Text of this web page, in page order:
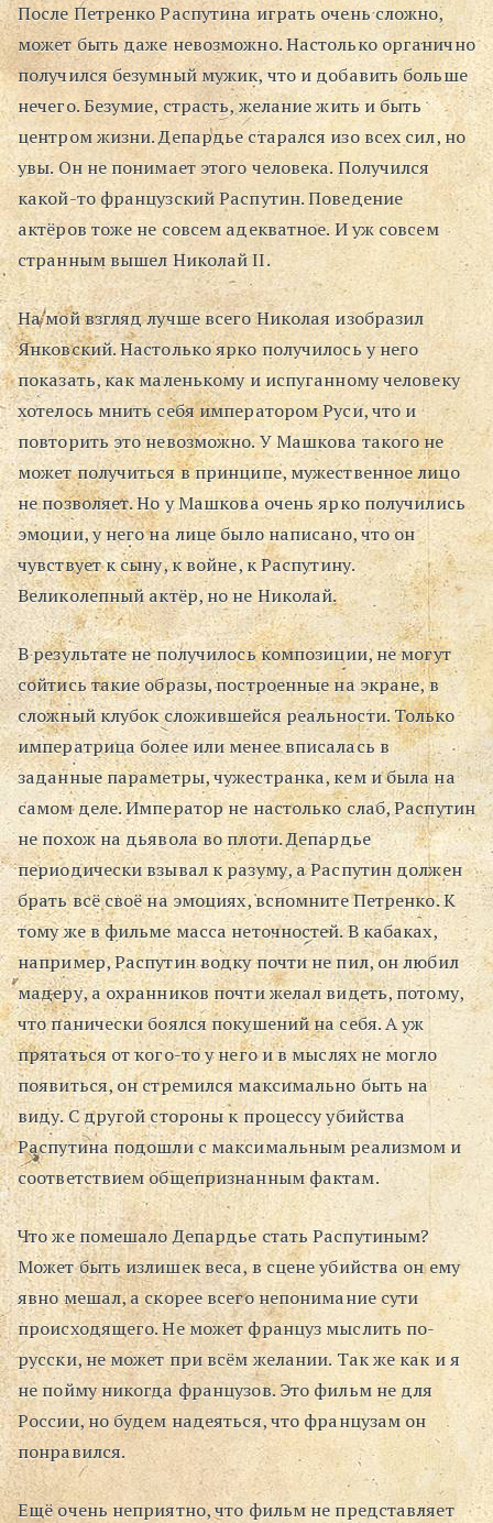
После Петренко Распутина играть очень сложно,
может быть даже невозможно. Настолько органично
получился безумный мужик, что и добавить больше
нечего. Безумие, страсть, желание жить и быть
центром жизни. Депардье старался изо всех сил, но
увы. Он не понимает этого человека. Получился
какой-то французский Распутин. Поведение
актёров тоже не совсем адекватное. И уж совсем
странным вышел Николай II.
На мой взгляд лучше всего Николая изобразил
Янковский. Настолько ярко получилось у него
показать, как маленькому и испуганному человеку
хотелось мнить себя императором Руси, что и
повторить это невозможно. У Машкова такого не
может получиться в принципе, мужественное лицо
не позволяет. Но у Машкова очень ярко получились
эмоции, у него на лице было написано, что он
чувствует к сыну, к войне, к Распутину.
Великолепный актёр, но не Николай.
В результате не получилось композиции, не могут
сойтись такие образы, построенные на экране, в
сложный клубок сложившейся реальности. Только
императрица более или менее вписалась в
заданные параметры, чужестранка, кем и была на
самом деле. Император не настолько слаб, Распутин
не похож на дьявола во плоти. Депардье
периодически взывал к разуму, а Распутин должен
брать всё своё на эмоциях, вспомните Петренко. К
тому же в фильме масса неточностей. В кабаках,
например, Распутин водку почти не пил, он любил
мадеру, а охранников почти желал видеть, потому,
что панически боялся покушений на себя. А уж
прятаться от кого-то у него и в мыслях не могло
появиться, он стремился максимально быть на
виду. С другой стороны к процессу убийства
Распутина подошли с максимальным реализмом и
соответствием общепризнанным фактам.
Что же помешало Депардье стать Распутиным?
Может быть излишек веса, в сцене убийства он ему
явно мешал, а скорее всего непонимание сути
происходящего. Не может француз мыслить по-
русски, не может при всём желании. Так же как и я
не пойму никогда французов. Это фильм не для
России, но будем надеяться, что французам он
понравился.
Ещё очень неприятно, что фильм не представляет